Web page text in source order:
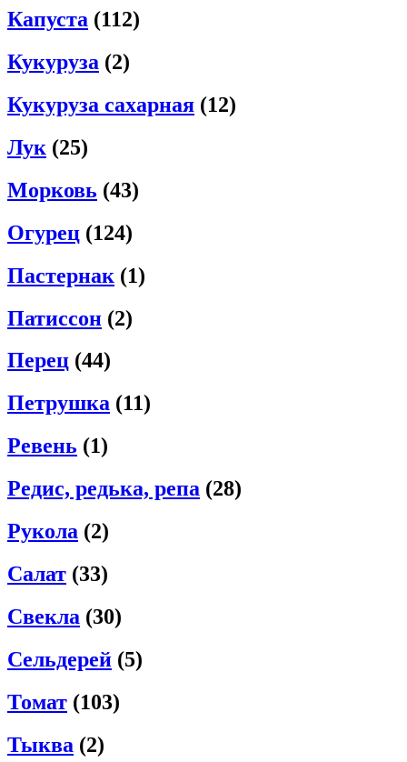
Капуста (112)
Кукуруза (2)
Кукуруза сахарная (12)
Лук (25)
Морковь (43)
Огурец (124)
Пастернак (1)
Патиссон (2)
Перец (44)
Петрушка (11)
Ревень (1)
Редис, редька, репа (28)
Рукола (2)
Салат (33)
Свекла (30)
Сельдерей (5)
Томат (103)
Тыква (2)